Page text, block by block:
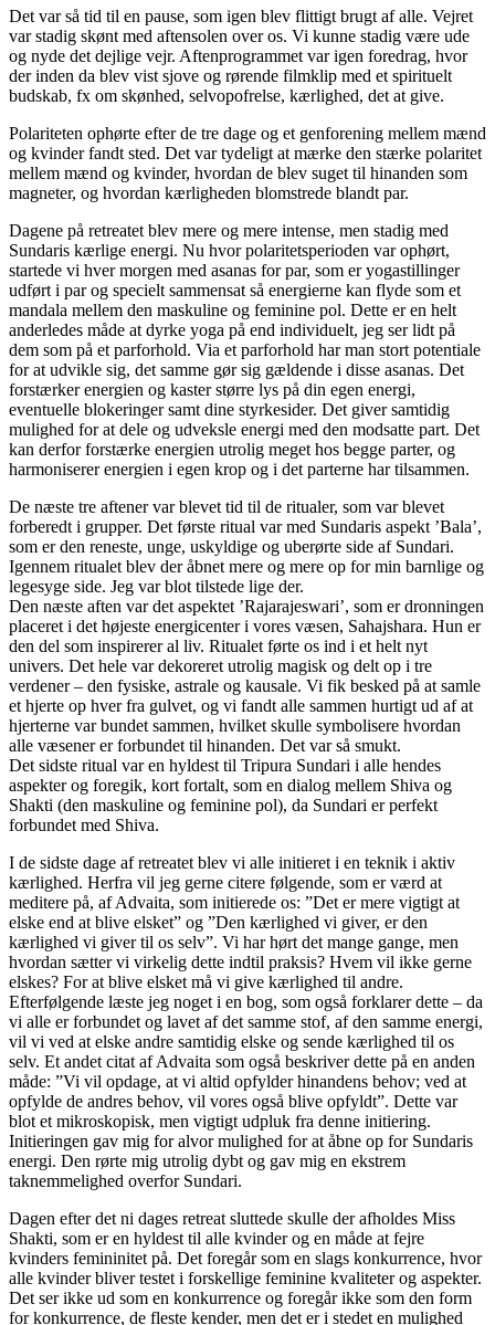
Det var så tid til en pause, som igen blev flittigt brugt af alle. Vejret
var stadig skønt med aftensolen over os. Vi kunne stadig være ude
og nyde det dejlige vejr. Aftenprogrammet var igen foredrag, hvor
der inden da blev vist sjove og rørende filmklip med et spirituelt
budskab, fx om skønhed, selvopofrelse, kærlighed, det at give.
Polariteten ophørte efter de tre dage og et genforening mellem mænd
og kvinder fandt sted. Det var tydeligt at mærke den stærke polaritet
mellem mænd og kvinder, hvordan de blev suget til hinanden som
magneter, og hvordan kærligheden blomstrede blandt par.
Dagene på retreatet blev mere og mere intense, men stadig med
Sundaris kærlige energi. Nu hvor polaritetsperioden var ophørt,
startede vi hver morgen med asanas for par, som er yogastillinger
udført i par og specielt sammensat så energierne kan flyde som et
mandala mellem den maskuline og feminine pol. Dette er en helt
anderledes måde at dyrke yoga på end individuelt, jeg ser lidt på
dem som på et parforhold. Via et parforhold har man stort potentiale
for at udvikle sig, det samme gør sig gældende i disse asanas. Det
forstærker energien og kaster større lys på din egen energi,
eventuelle blokeringer samt dine styrkesider. Det giver samtidig
mulighed for at dele og udveksle energi med den modsatte part. Det
kan derfor forstærke energien utrolig meget hos begge parter, og
harmoniserer energien i egen krop og i det parterne har tilsammen.
De næste tre aftener var blevet tid til de ritualer, som var blevet
forberedt i grupper. Det første ritual var med Sundaris aspekt ’Bala’,
som er den reneste, unge, uskyldige og uberørte side af Sundari.
Igennem ritualet blev der åbnet mere og mere op for min barnlige og
legesyge side. Jeg var blot tilstede lige der.
Den næste aften var det aspektet ’Rajarajeswari’, som er dronningen
placeret i det højeste energicenter i vores væsen, Sahajshara. Hun er
den del som inspirerer al liv. Ritualet førte os ind i et helt nyt
univers. Det hele var dekoreret utrolig magisk og delt op i tre
verdener – den fysiske, astrale og kausale. Vi fik besked på at samle
et hjerte op hver fra gulvet, og vi fandt alle sammen hurtigt ud af at
hjerterne var bundet sammen, hvilket skulle symbolisere hvordan
alle væsener er forbundet til hinanden. Det var så smukt.
Det sidste ritual var en hyldest til Tripura Sundari i alle hendes
aspekter og foregik, kort fortalt, som en dialog mellem Shiva og
Shakti (den maskuline og feminine pol), da Sundari er perfekt
forbundet med Shiva.
I de sidste dage af retreatet blev vi alle initieret i en teknik i aktiv
kærlighed. Herfra vil jeg gerne citere følgende, som er værd at
meditere på, af Advaita, som initierede os: ”Det er mere vigtigt at
elske end at blive elsket” og ”Den kærlighed vi giver, er den
kærlighed vi giver til os selv”. Vi har hørt det mange gange, men
hvordan sætter vi virkelig dette indtil praksis? Hvem vil ikke gerne
elskes? For at blive elsket må vi give kærlighed til andre.
Efterfølgende læste jeg noget i en bog, som også forklarer dette – da
vi alle er forbundet og lavet af det samme stof, af den samme energi,
vil vi ved at elske andre samtidig elske og sende kærlighed til os
selv. Et andet citat af Advaita som også beskriver dette på en anden
måde: ”Vi vil opdage, at vi altid opfylder hinandens behov; ved at
opfylde de andres behov, vil vores også blive opfyldt”. Dette var
blot et mikroskopisk, men vigtigt udpluk fra denne initiering.
Initieringen gav mig for alvor mulighed for at åbne op for Sundaris
energi. Den rørte mig utrolig dybt og gav mig en ekstrem
taknemmelighed overfor Sundari.
Dagen efter det ni dages retreat sluttede skulle der afholdes Miss
Shakti, som er en hyldest til alle kvinder og en måde at fejre
kvinders femininitet på. Det foregår som en slags konkurrence, hvor
alle kvinder bliver testet i forskellige feminine kvaliteter og aspekter.
Det ser ikke ud som en konkurrence og foregår ikke som den form
for konkurrence, de fleste kender, men det er i stedet en mulighed